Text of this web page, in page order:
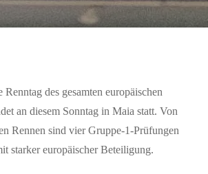
Renntag des gesamten europäischen
an diesem Sonntag in Maia statt. Von
Rennen sind vier Gruppe-1-Prüfungen
starker europäischer Beteiligung.